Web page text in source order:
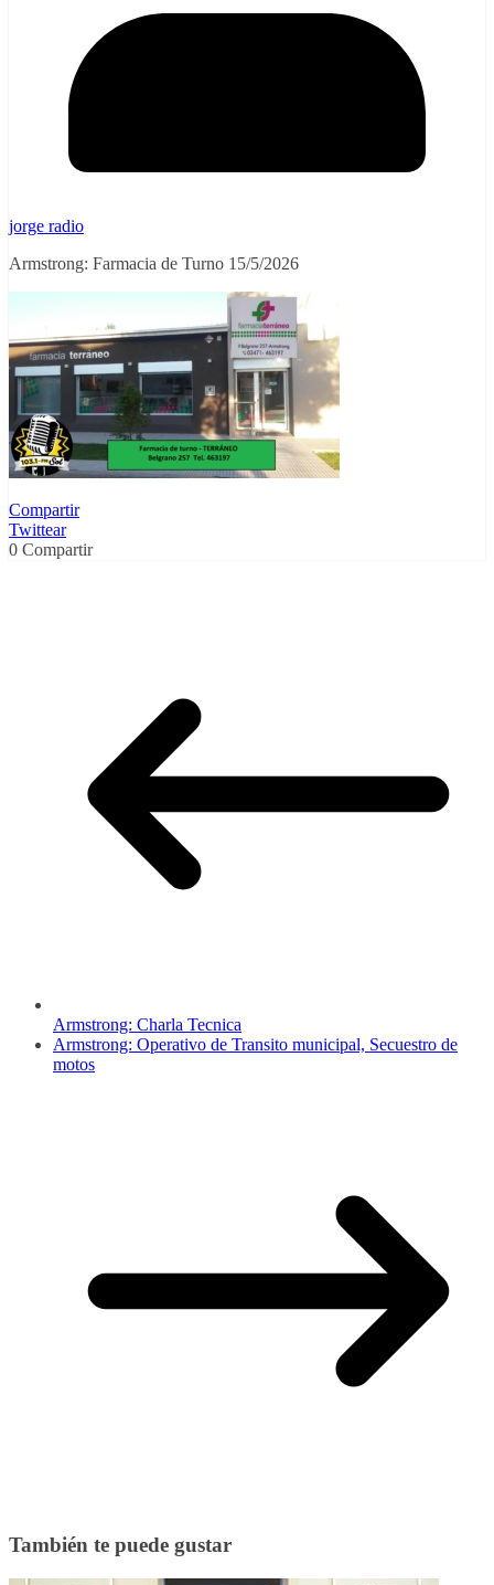
jorge radio
Armstrong: Farmacia de Turno 15/5/2026
Compartir
Twittear
0 Compartir
Armstrong: Charla Tecnica
Armstrong: Operativo de Transito municipal, Secuestro de
motos
También te puede gustar